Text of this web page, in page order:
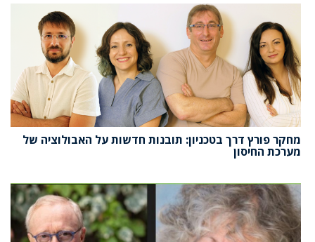
מחקר פורץ דרך בטכניון: תובנות חדשות על האבולוציה של
מערכת החיסון